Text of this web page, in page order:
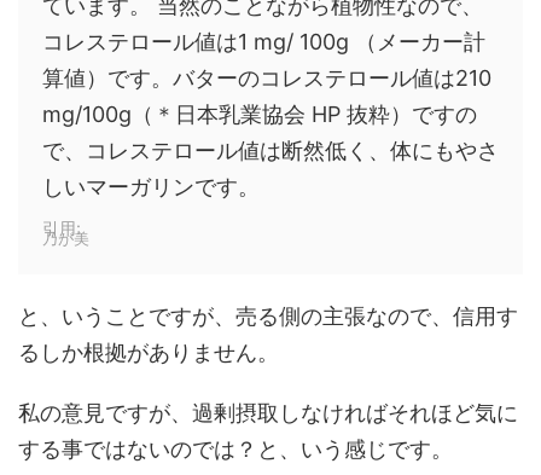
ています。 当然のことながら植物性なので、
コレステロール値は1 mg/ 100g （メーカー計
算値）です。バターのコレステロール値は210
mg/100g（＊日本乳業協会 HP 抜粋）ですの
で、コレステロール値は断然低く、体にもやさ
しいマーガリンです。
引用:
乃が美
と、いうことですが、 売る側の主張なので、信用す
るしか根拠がありません。
私の意見ですが、過剰摂取しなければそれほど気に
する事ではないのでは？と、いう感じです。